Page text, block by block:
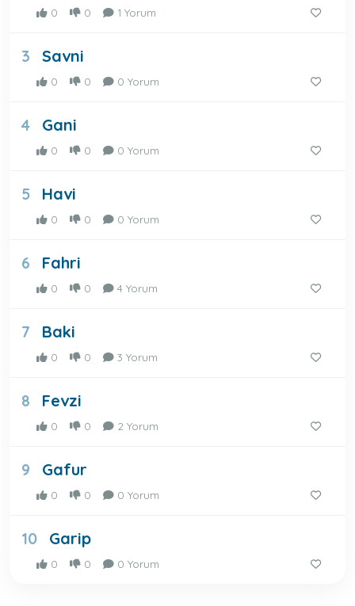
0 0 1 Yorum
3 Savni
0 0 0 Yorum
4 Gani
0 0 0 Yorum
5 Havi
0 0 0 Yorum
6 Fahri
0 0 4 Yorum
7 Baki
0 0 3 Yorum
8 Fevzi
0 0 2 Yorum
9 Gafur
0 0 0 Yorum
10 Garip
0 0 0 Yorum